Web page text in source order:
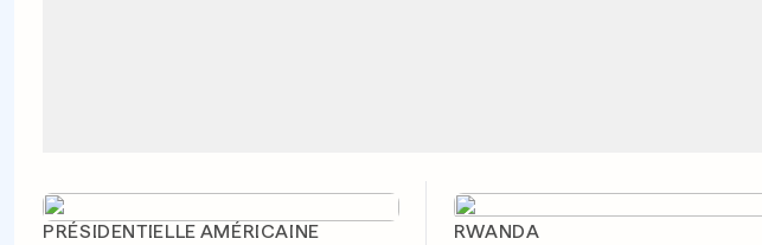
PRÉSIDENTIELLE AMÉRICAINE RWANDA